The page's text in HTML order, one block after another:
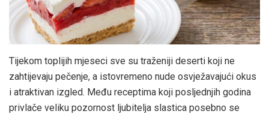
Tijekom toplijih mjeseci sve su traženiji deserti koji ne
zahtijevaju pečenje, a istovremeno nude osvježavajući okus
i atraktivan izgled. Među receptima koji posljednjih godina
privlače veliku pozornost ljubitelja slastica posebno se